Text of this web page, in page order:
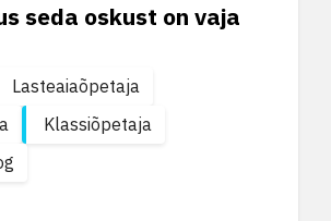
seda oskust on vaja
Lasteaiaõpetaja
Klassiõpetaja